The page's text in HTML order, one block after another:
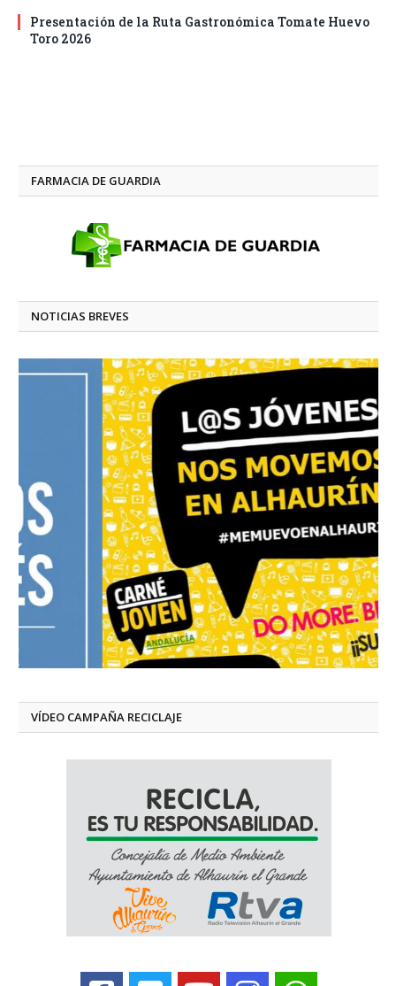
Presentación de la Ruta Gastronómica Tomate Huevo
Toro 2026
FARMACIA DE GUARDIA
NOTICIAS BREVES
VÍDEO CAMPAÑA RECICLAJE